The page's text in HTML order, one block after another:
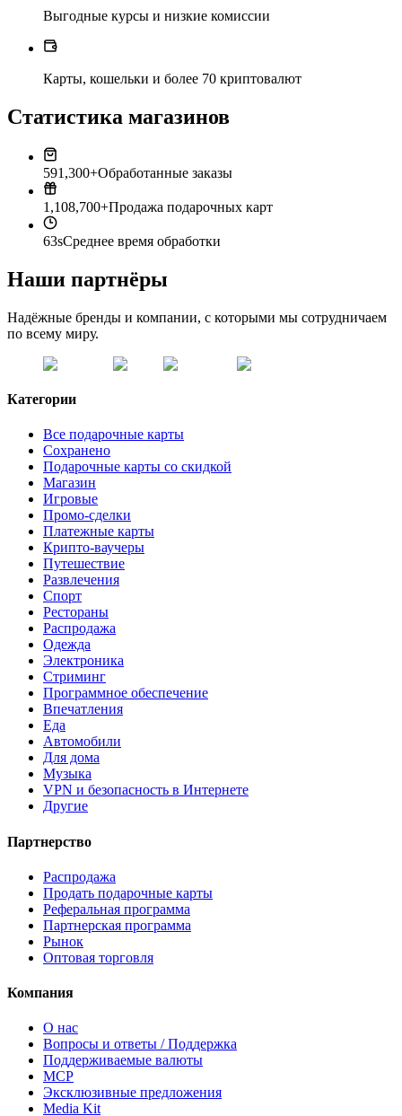
Выгодные курсы и низкие комиссии
Карты, кошельки и более 70 криптовалют
Статистика магазинов
591,300+Обработанные заказы
1,108,700+Продажа подарочных карт
63sСреднее время обработки
Наши партнёры
Надёжные бренды и компании, с которыми мы сотрудничаем
по всему миру.
Категории
Все подарочные карты
Сохранено
Подарочные карты со скидкой
Магазин
Игровые
Промо-сделки
Платежные карты
Крипто-ваучеры
Путешествие
Развлечения
Спорт
Рестораны
Распродажа
Одежда
Электроника
Стриминг
Программное обеспечение
Впечатления
Еда
Автомобили
Для дома
Музыка
VPN и безопасность в Интернете
Другие
Партнерство
Распродажа
Продать подарочные карты
Реферальная программа
Партнерская программа
Рынок
Оптовая торговля
Компания
О нас
Вопросы и ответы / Поддержка
Поддерживаемые валюты
MCP
Эксклюзивные предложения
Media Kit